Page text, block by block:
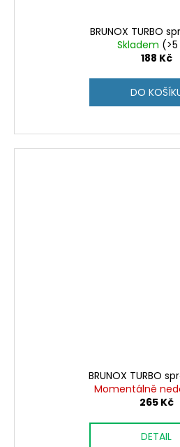
BRUNOX TURBO
Skladem
188 Kč
DO
BRUNOX TURBO
Momentálně
265 Kč
DETAIL